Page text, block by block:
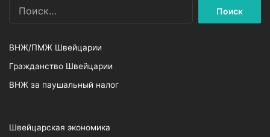
ВНЖ/ПМЖ Швейцарии
Гражданство Швейцарии
ВНЖ за паушальный налог
Швейцарская экономика